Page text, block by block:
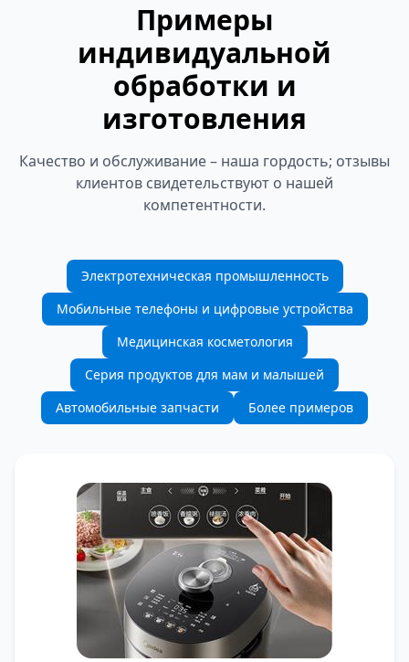
Примеры
индивидуальной
обработки и
изготовления
Качество и обслуживание – наша гордость; отзывы
клиентов свидетельствуют о нашей
компетентности.
Электротехническая промышленность
Мобильные телефоны и цифровые устройства
Медицинская косметология
Серия продуктов для мам и малышей
Автомобильные запчасти
Более примеров